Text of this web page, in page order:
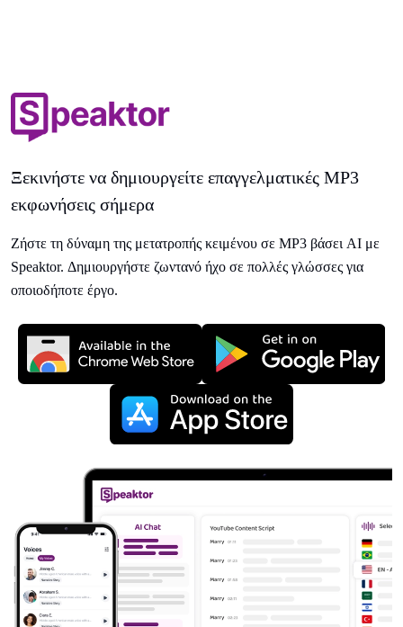
Ξεκινήστε να δημιουργείτε επαγγελματικές MP3
εκφωνήσεις σήμερα
Ζήστε τη δύναμη της μετατροπής κειμένου σε MP3 βάσει AI με
Speaktor. Δημιουργήστε ζωντανό ήχο σε πολλές γλώσσες για
οποιοδήποτε έργο.